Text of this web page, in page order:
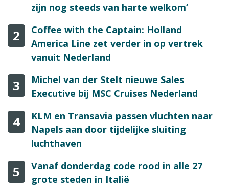
zijn nog steeds van harte welkom’
2
Coffee with the Captain: Holland
America Line zet verder in op vertrek
vanuit Nederland
3
Michel van der Stelt nieuwe Sales
Executive bij MSC Cruises Nederland
4
KLM en Transavia passen vluchten naar
Napels aan door tijdelijke sluiting
luchthaven
5
Vanaf donderdag code rood in alle 27
grote steden in Italië